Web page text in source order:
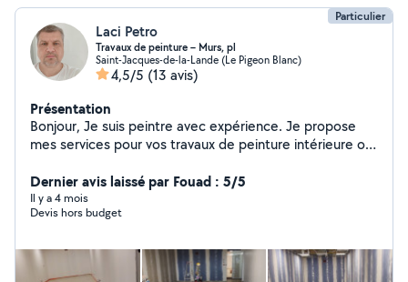
Particulier
Laci Petro
Travaux de peinture – Murs, pl
Saint-Jacques-de-la-Lande (Le Pigeon Blanc)
4,5/5 (13 avis)
Présentation
Bonjour, Je suis peintre avec expérience. Je propose
mes services pour vos travaux de peinture intérieure ou
de papier peint Pas d'isolation extérieure Travail propre
et soigné Disponible uniquement en semaine Tarifs
indicatifs : Intérieur : 15 /heure Extérieur : 18 /heure
50 Clôture / barrière : à partir de 50 Paiement à la fin du
travail (espèces, Revolut ou PayPal). Je suis hongrois,
Dernier avis laissé par Fouad : 5/5
Il y a 4 mois
Devis hors budget